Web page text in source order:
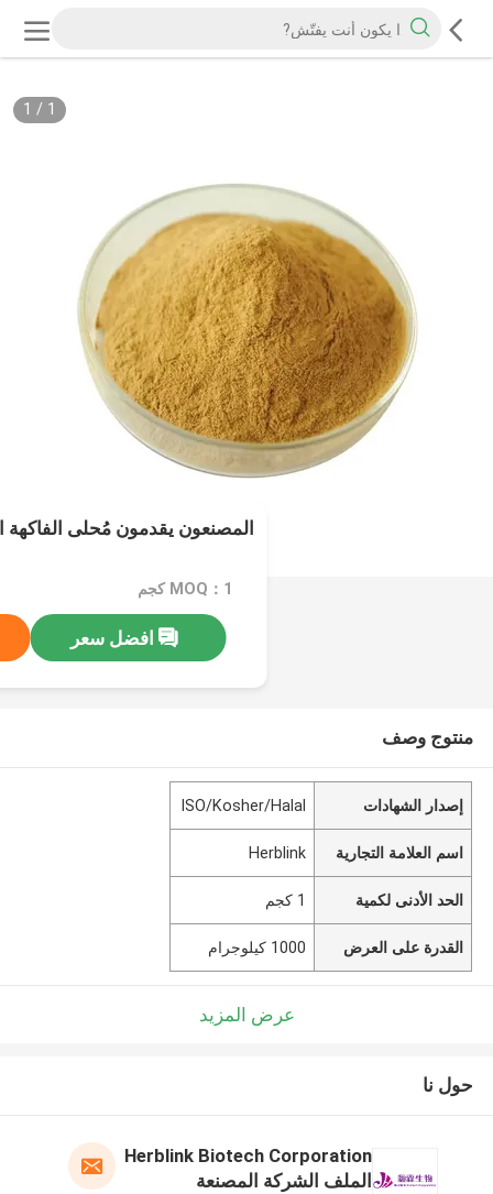
1
/
1
المصنعون يقدمون مُحلى الفاكهة
MOQ：1 كجم
افضل سعر
منتوج وصف
إصدار الشهادات ISO/Kosher/Halal
اسم العلامة التجارية Herblink
الحد الأدنى لكمية 1 كجم
القدرة على العرض 1000 كيلوجرام
عرض المزيد
حول نا
Herblink Biotech Corporation
الملف الشركة المصنعة